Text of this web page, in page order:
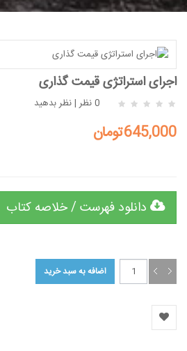
اجرای استراتژی قیمت گذاری
0 نظر |نظر بدهید
645,000تومان
دانلود فهرست / خلاصه کتاب